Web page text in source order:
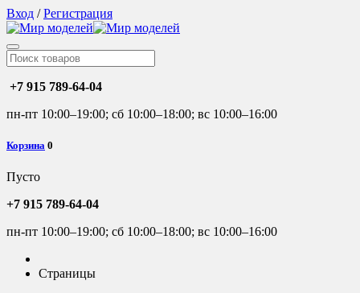
Вход /Регистрация
+7 915 789-64-04
пн-пт 10:00–19:00; сб 10:00–18:00; вс 10:00–16:00
Корзина 0
Пусто
+7 915 789-64-04
пн-пт 10:00–19:00; сб 10:00–18:00; вс 10:00–16:00
Страницы